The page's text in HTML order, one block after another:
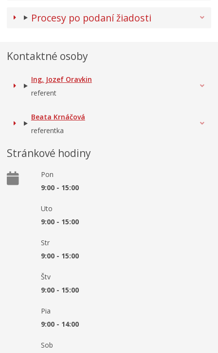
Procesy po podaní žiadosti
Kontaktné osoby
Ing. Jozef Oravkin
referent
Beata Krnáčová
referentka
Stránkové hodiny
Pon
9:00 - 15:00
Uto
9:00 - 15:00
Str
9:00 - 15:00
Štv
9:00 - 15:00
Pia
9:00 - 14:00
Sob